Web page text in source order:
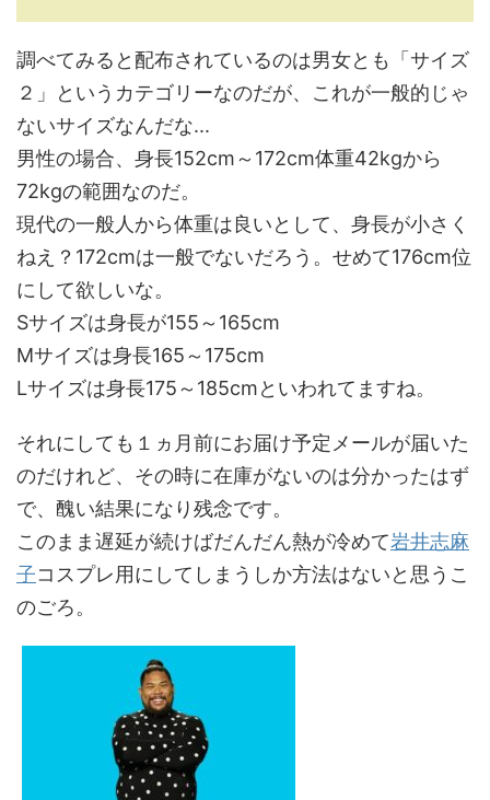
調べてみると配布されているのは男女とも「サイズ
２」というカテゴリーなのだが、これが一般的じゃ
ないサイズなんだな...
男性の場合、身長152cm～172cm体重42kgから
72kgの範囲なのだ。
現代の一般人から体重は良いとして、身長が小さく
ねえ？172cmは一般でないだろう。せめて176cm位
にして欲しいな。
Sサイズは身長が155～165cm
Mサイズは身長165～175cm
Lサイズは身長175～185cmといわれてますね。
それにしても１ヵ月前にお届け予定メールが届いた
のだけれど、その時に在庫がないのは分かったはず
で、醜い結果になり残念です。
このまま遅延が続けばだんだん熱が冷めて岩井志麻
子コスプレ用にしてしまうしか方法はないと思うこ
のごろ。